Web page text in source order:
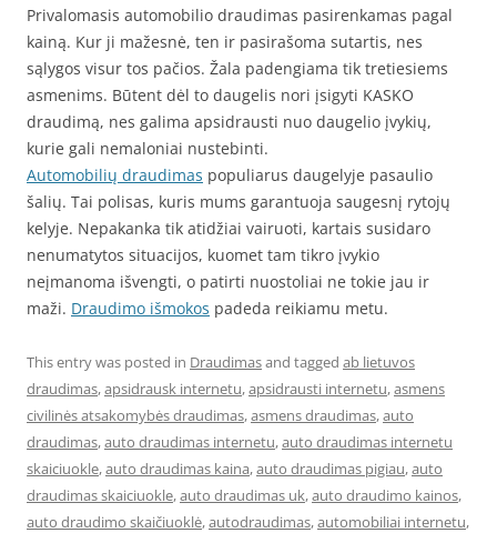
Privalomasis automobilio draudimas pasirenkamas pagal
kainą. Kur ji mažesnė, ten ir pasirašoma sutartis, nes
sąlygos visur tos pačios. Žala padengiama tik tretiesiems
asmenims. Būtent dėl to daugelis nori įsigyti KASKO
draudimą, nes galima apsidrausti nuo daugelio įvykių,
kurie gali nemaloniai nustebinti.
Automobilių draudimas populiarus daugelyje pasaulio
šalių. Tai polisas, kuris mums garantuoja saugesnį rytojų
kelyje. Nepakanka tik atidžiai vairuoti, kartais susidaro
nenumatytos situacijos, kuomet tam tikro įvykio
neįmanoma išvengti, o patirti nuostoliai ne tokie jau ir
maži. Draudimo išmokos padeda reikiamu metu.
This entry was posted in Draudimasand tagged ab lietuvos
draudimas,apsidrausk internetu,apsidrausti internetu,asmens
civilinės atsakomybės draudimas,asmens draudimas,auto
draudimas,auto draudimas internetu,auto draudimas internetu
skaiciuokle,auto draudimas kaina,auto draudimas pigiau,auto
draudimas skaiciuokle,auto draudimas uk,auto draudimo kainos,
auto draudimo skaičiuoklė,autodraudimas,automobiliai internetu,